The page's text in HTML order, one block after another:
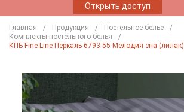
Открыть доступ
Главная Продукция
Постельное белье
Комплекты постельного белья
КПБ Fine Line Перкаль 6793-55 Мелодия сна (лилак)